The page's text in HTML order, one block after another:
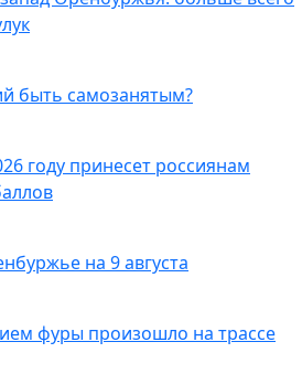
быть самозанятым?
году принесет россиянам
на 9 августа
фуры произошло на трассе